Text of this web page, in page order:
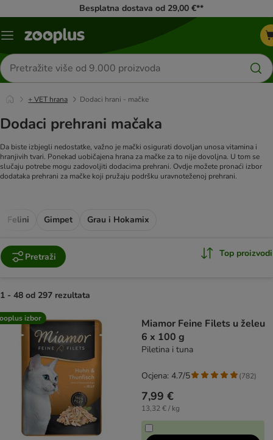
Besplatna dostava od 29,00 €**
Izbornik
Traži
proizvode
+ VET hrana Dodaci hrani - mačke
Dodaci prehrani mačaka
Da biste izbjegli nedostatke, važno je mački osigurati dovoljan unosa vitamina i
hranjivih tvari. Ponekad uobičajena hrana za mačke za to nije dovoljna. U tom se
slučaju potrebe mogu zadovoljiti dodacima prehrani. Ovdje možete pronaći izbor
dodataka prehrani za mačke koji pružaju podršku uravnoteženoj prehrani.
Felini Gimpet Grau i Hokamix
Pretraži Top proizvodi
1 - 48 od 297 rezultata
artikli proizvoda su promijenjeni
izbor
Miamor Feine Filets u želeu
6 x 100 g
Piletina i tuna
7,99 €
13,32 € / kg
Ocjena: 4.7/5 (782)